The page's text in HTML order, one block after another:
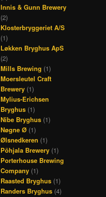
Innis & Gunn Brewery
(2)
Klosterbryggeriet A/S
(1)
Løkken Bryghus ApS
(2)
Mills Brewing (1)
Moersleutel Craft
Brewery (1)
Mylius-Erichsen
Bryghus (1)
Nibe Bryghus (1)
Nøgne Ø (1)
Ølsnedkeren (1)
Põhjala Brewery (1)
Porterhouse Brewing
Company (1)
Raasted Bryghus (1)
Randers Bryghus (4)